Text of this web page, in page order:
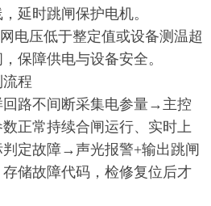
延时跳闸保护电机。
电压低于整定值或设备测温超
保障供电与设备安全。
程
路不间断采集电参量→主控
正常持续合闸运行、实时上
定故障→声光报警+输出跳闸
储故障代码，检修复位后才